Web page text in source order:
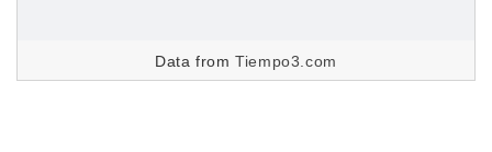
Data fromTiempo3.com